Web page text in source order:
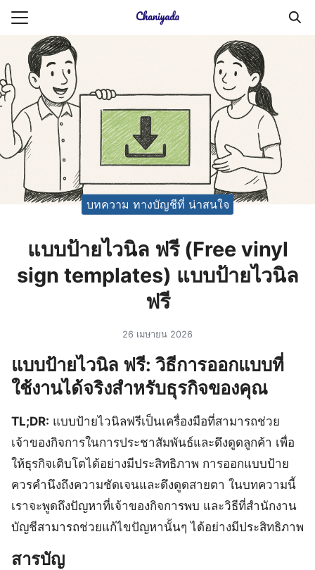
Skip
content
ยความเป็นส่วนตัว
ญชี (Accounting service)
ญชี (Accounting
Search
for:
บทความ ทางบัญชีที่ น่าสนใจ
แบบป้ายไวนิล ฟรี (Free vinyl
sign templates) แบบป้ายไวนิล
ฟรี
26 เมษายน 2026
แบบป้ายไวนิล ฟรี: วิธีการออกแบบที่
ใช้งานได้จริงสำหรับธุรกิจของคุณ
TL;DR: แบบป้ายไวนิลฟรีเป็นเครื่องมือที่สามารถช่วย
เจ้าของกิจการในการประชาสัมพันธ์และดึงดูดลูกค้า เพื่อ
ให้ธุรกิจเติบโตได้อย่างมีประสิทธิภาพ การออกแบบป้าย
ควรคำนึงถึงความชัดเจนและดึงดูดสายตา ในบทความนี้
เราจะพูดถึงปัญหาที่เจ้าของกิจการพบ และวิธีที่สำนักงาน
บัญชีสามารถช่วยแก้ไขปัญหานั้นๆ ได้อย่างมีประสิทธิภาพ
สารบัญ